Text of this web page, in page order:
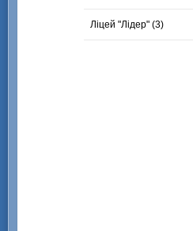
Ліцей "Лідер" (3)